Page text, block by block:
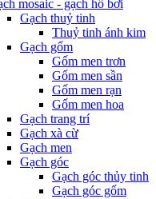
mosaic - gạch hồ bơi
Gạch thuỷ tinh
Thuỷ tinh ánh kim
Gạch gốm
Gốm men trơn
Gốm men sần
Gốm men rạn
Gốm men hoa
Gạch trang trí
Gạch xà cừ
Gạch men
Gạch góc
Gạch góc thủy tinh
Gạch góc gốm